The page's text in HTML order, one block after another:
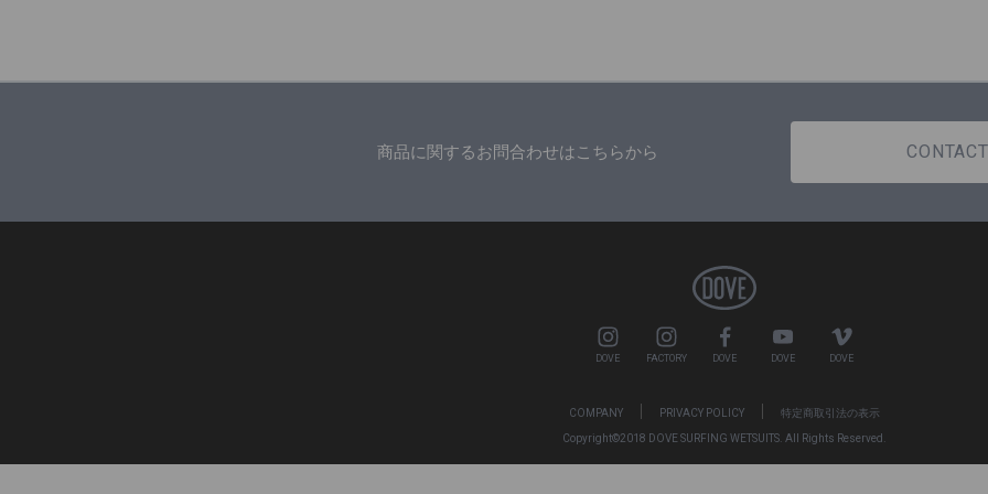
商品に関するお問合わせはこちらから
DOVE FACTORY DOVE DOVE DOVE
COMPANY PRIVACY POLICY 特定商取引法の表示
Copyright©2018 DOVE SURFING WETSUITS. All Rights Reserved.